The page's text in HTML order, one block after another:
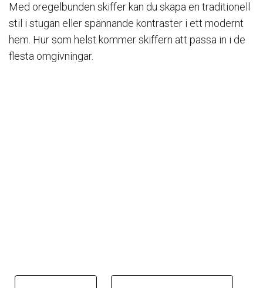
Med oregelbunden skiffer kan du skapa en traditionell
stil i stugan eller spännande kontraster i ett modernt
hem. Hur som helst kommer skiffern att passa in i de
flesta omgivningar.